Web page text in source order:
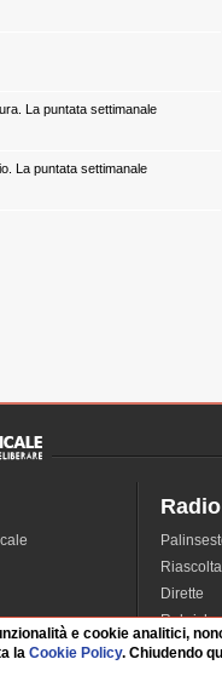
La puntata settimanale
La puntata settimanale
Radio
Riascolta
Dirette
Rubriche
Interviste
e cookie analitici,
laCookie Policy. Chiudendo